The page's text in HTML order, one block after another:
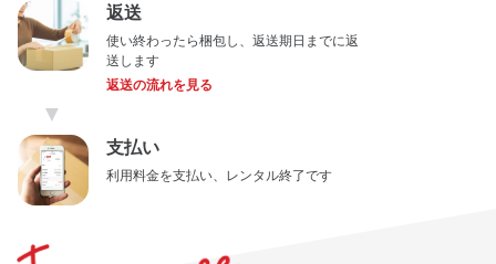
返送
使い終わったら梱包し、返送期日までに返
送します
返送の流れを見る
▼
支払い
利用料金を支払い、レンタル終了です